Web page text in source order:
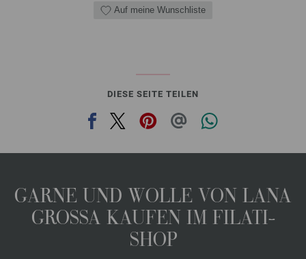
Auf meine Wunschliste
DIESE SEITE TEILEN
GARNE UND WOLLE VON LANA
GROSSA KAUFEN IM FILATI-
SHOP